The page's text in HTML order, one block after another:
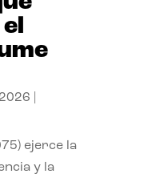
ejerce la
y la